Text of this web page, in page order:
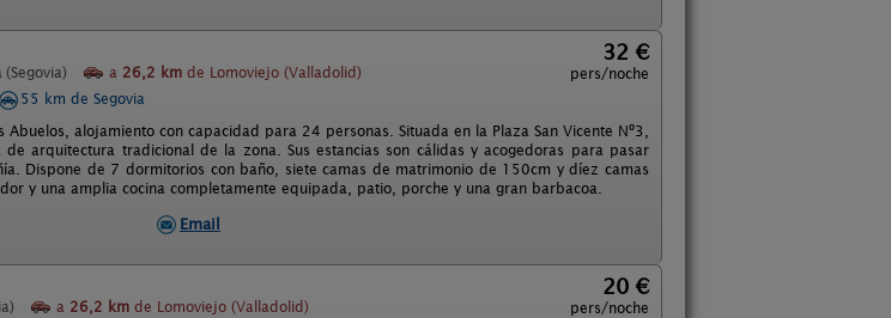
(Segovia) a 26,2 km de Lomoviejo (Valladolid)
32 €
pers/noche
55 km de Segovia
Abuelos, alojamiento con capacidad para 24 personas. Situada en la Plaza San Vicente Nº3,
de arquitectura tradicional de la zona. Sus estancias son cálidas y acogedoras para pasar
Dispone de 7 dormitorios con baño, siete camas de matrimonio de 150cm y díez camas
y una amplia cocina completamente equipada, patio, porche y una gran barbacoa.
Email
a 26,2 km de Lomoviejo (Valladolid)
20 €
pers/noche